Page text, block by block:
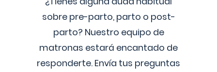
sobre pre-parto, parto o post-
parto? Nuestro equipo de
matronas estará encantado de
responderte. Envía tus preguntas